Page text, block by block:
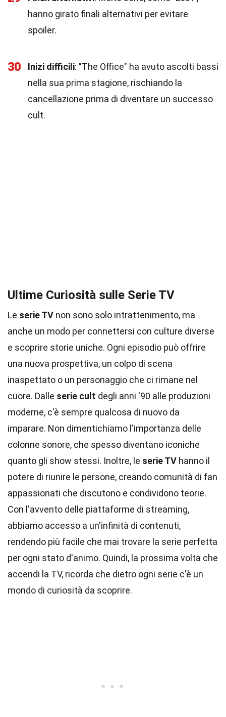
hanno girato finali alternativi per evitare
spoiler.
30 Inizi difficili: "The Office" ha avuto ascolti bassi
nella sua prima stagione, rischiando la
cancellazione prima di diventare un successo
cult.
Ultime Curiosità sulle Serie TV
Le serie TV non sono solo intrattenimento, ma
anche un modo per connettersi con culture diverse
e scoprire storie uniche. Ogni episodio può offrire
una nuova prospettiva, un colpo di scena
inaspettato o un personaggio che ci rimane nel
cuore. Dalle serie cult degli anni '90 alle produzioni
moderne, c'è sempre qualcosa di nuovo da
imparare. Non dimentichiamo l'importanza delle
colonne sonore, che spesso diventano iconiche
quanto gli show stessi. Inoltre, le serie TV hanno il
potere di riunire le persone, creando comunità di fan
appassionati che discutono e condividono teorie.
Con l'avvento delle piattaforme di streaming,
abbiamo accesso a un'infinità di contenuti,
rendendo più facile che mai trovare la serie perfetta
per ogni stato d'animo. Quindi, la prossima volta che
accendi la TV, ricorda che dietro ogni serie c'è un
mondo di curiosità da scoprire.